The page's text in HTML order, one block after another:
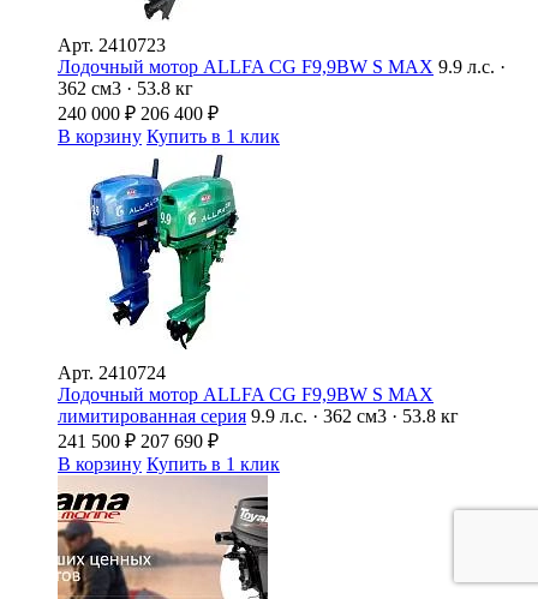
Арт. 2410723
Лодочный мотор ALLFA CG F9,9BW S MAX 9.9 л.с. ·
362 см3 · 53.8 кг
240 000 ₽ 206 400 ₽
В корзину Купить в 1 клик
Арт. 2410724
Лодочный мотор ALLFA CG F9,9BW S MAX
лимитированная серия 9.9 л.с. · 362 см3 · 53.8 кг
241 500 ₽ 207 690 ₽
В корзину Купить в 1 клик